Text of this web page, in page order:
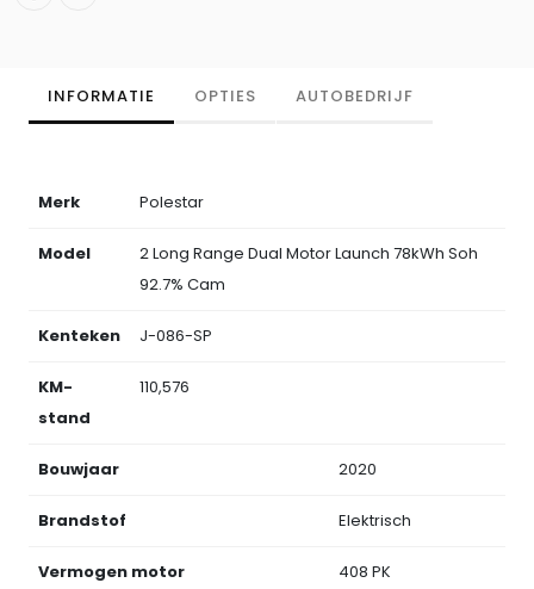
INFORMATIE OPTIES AUTOBEDRIJF
Merk Polestar
Model
2 Long Range Dual Motor Launch 78kWh Soh
92.7% Cam
Kenteken J-086-SP
KM-
stand
110,576
Bouwjaar 2020
Brandstof Elektrisch
Vermogen motor 408 PK